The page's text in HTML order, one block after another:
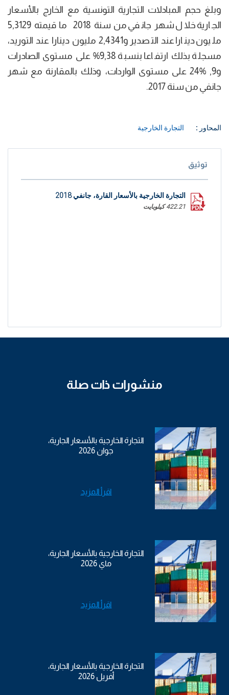
وبلغ حجم المبادلات التجارية التونسية مع الخارج بالأسعار
الجارية خلال شهر جانفي من سنة 2018 ما قيمته 5,3129
مليون دينارا عند التصدير و2,4341 مليون دينارا عند التوريد،
مسجلة بذلك ارتفاعا بنسبة 9,38% على مستوى الصادرات
و9, %24 على مستوى الواردات، وذلك بالمقارنة مع شهر
جانفي من سنة 2017.
المحاور : التجارة الخارجية
توثيق
التجارة الخارجية بالأسعار القارة، جانفي 2018
422.21 كيلوبايت
منشورات ذات صلة
التجارة الخارجية بالأسعار الجارية،
جوان 2026
اقرأ المزيد
التجارة الخارجية بالأسعار الجارية،
ماي 2026
اقرأ المزيد
التجارة الخارجية بالأسعار الجارية،
أفريل 2026